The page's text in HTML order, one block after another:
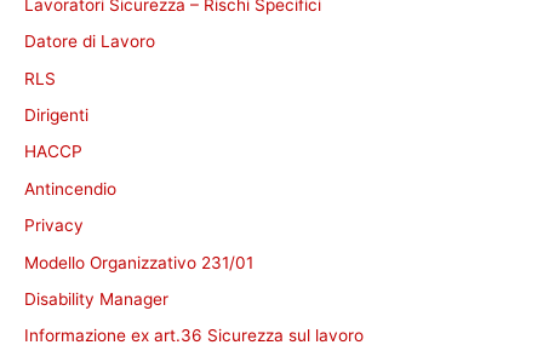
Lavoratori Sicurezza – Rischi Specifici
Datore di Lavoro
RLS
Dirigenti
HACCP
Antincendio
Privacy
Modello Organizzativo 231/01
Disability Manager
Informazione ex art.36 Sicurezza sul lavoro